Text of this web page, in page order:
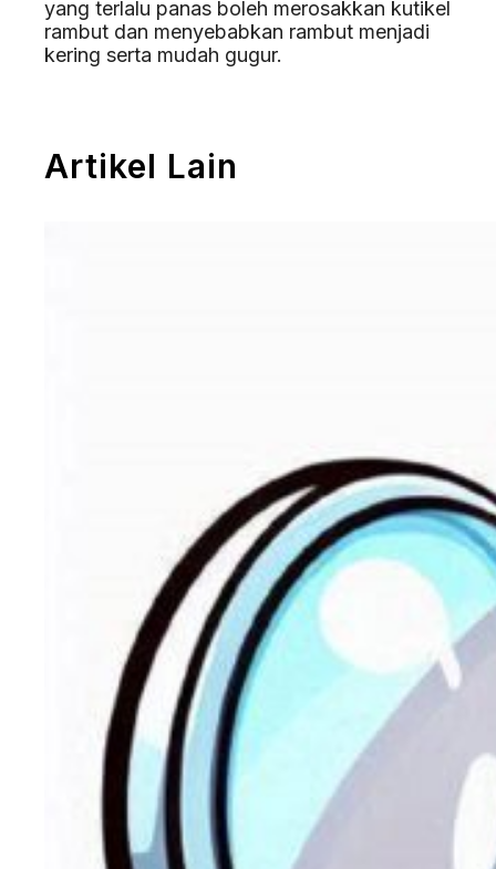
yang terlalu panas boleh merosakkan kutikel
rambut dan menyebabkan rambut menjadi
kering serta mudah gugur.
Artikel Lain